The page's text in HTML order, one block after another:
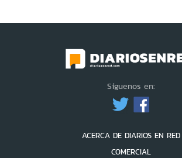
Síguenos en:
ACERCA DE DIARIOS EN RED
COMERCIAL